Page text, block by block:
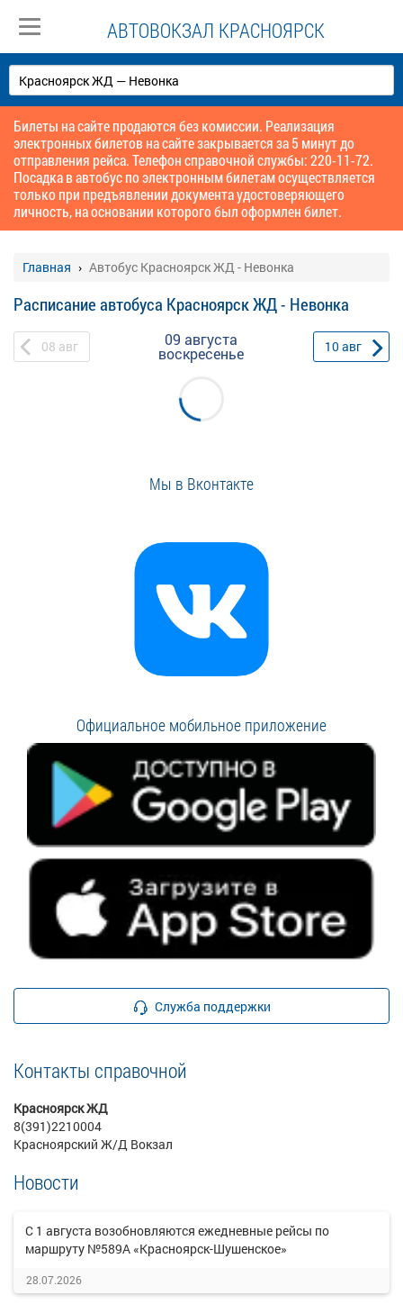
АВТОВОКЗАЛ КРАСНОЯРСК
Билеты на сайте продаются без комиссии. Реализация
электронных билетов на сайте закрывается за 5 минут до
отправления рейса. Телефон справочной службы: 220-11-72.
Посадка в автобус по электронным билетам осуществляется
только при предъявлении документа удостоверяющего
личность, на основании которого был оформлен билет.
Главная Автобус Красноярск ЖД - Невонка
Расписание автобуса Красноярск ЖД - Невонка
08 авг 09 августа
воскресенье 10авг
Мы в Вконтакте
Официальное мобильное приложение
Служба поддержки
Контакты справочной
Красноярск ЖД
8(391)2210004
Красноярский Ж/Д Вокзал
Новости
С 1 августа возобновляются ежедневные рейсы по
маршруту №589А «Красноярск-Шушенское»
28.07.2026